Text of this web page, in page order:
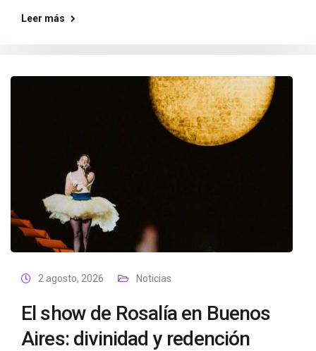
Leer más
2 agosto, 2026 Noticias
El show de Rosalía en Buenos
Aires: divinidad y redención